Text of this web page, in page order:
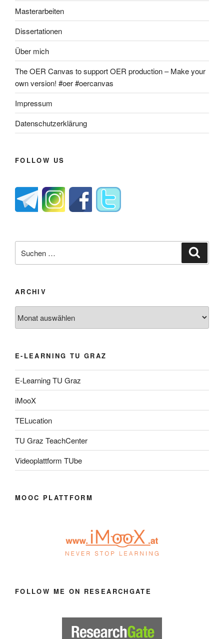
Masterarbeiten
Dissertationen
Über mich
The OER Canvas to support OER production – Make your
own version! #oer #oercanvas
Impressum
Datenschutzerklärung
FOLLOW US
nach:
ARCHIV
E-LEARNING TU GRAZ
E-Learning TU Graz
iMooX
TELucation
TU Graz TeachCenter
Videoplattform TUbe
MOOC PLATTFORM
FOLLOW ME ON RESEARCHGATE